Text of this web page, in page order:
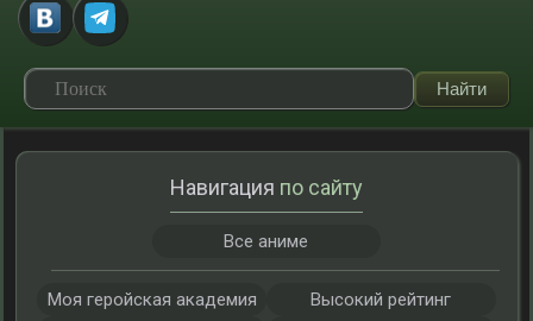
Навигация по сайту
Все аниме
Моя геройская академия
Высокий рейтинг